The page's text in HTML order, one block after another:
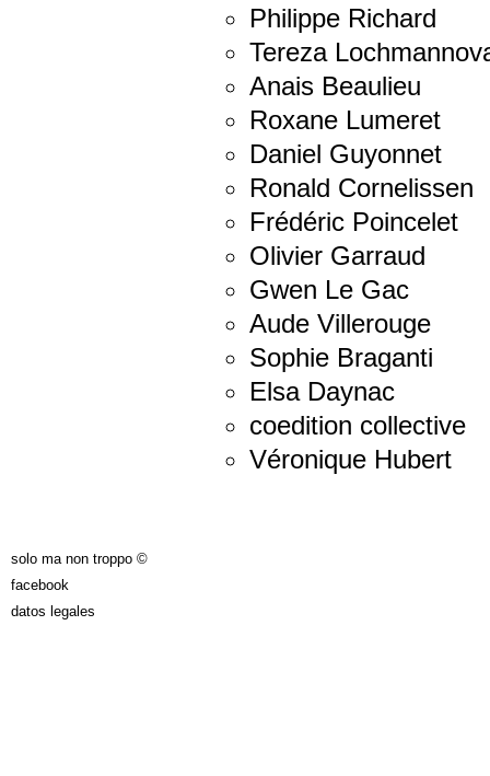
Philippe Richard
Tereza
Anais Beaulieu
Roxane Lumeret
Daniel Guyonnet
Ronald Cornelissen
Frédéric Poincelet
Olivier Garraud
Gwen Le Gac
Aude Villerouge
Sophie Braganti
Elsa Daynac
coedition collective
Véronique Hubert
solo ma non troppo ©
facebook
datos legales